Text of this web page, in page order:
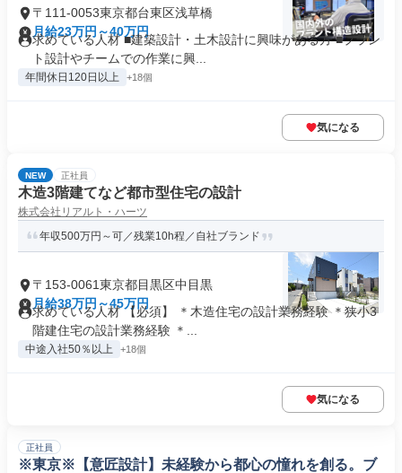
〒111-0053東京都台東区浅草橋
月給23万円～40万円
求めている人材 ■建築設計・土木設計に興味がある方 ■プラン
ト設計やチームでの作業に興...
年間休日120日以上 +18個
気になる
NEW 正社員
木造3階建てなど都市型住宅の設計
株式会社リアルト・ハーツ
年収500万円～可／残業10h程／自社ブランド
〒153-0061東京都目黒区中目黒
月給38万円～45万円
求めている人材 【必須】 ＊木造住宅の設計業務経験 ＊狭小3
階建住宅の設計業務経験 ＊...
中途入社50％以上 +18個
気になる
正社員
※東京※【意匠設計】未経験から都心の憧れを創る。ブ